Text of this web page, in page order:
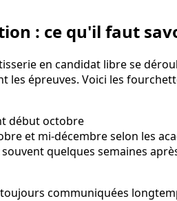
: ce qu'il faut
en candidat libre se
les épreuves. Voici les
début octobre
et mi-décembre selon les
souvent quelques semaines
communiquées